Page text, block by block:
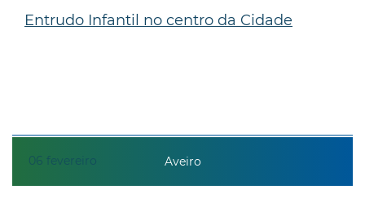
06 fevereiro
Entrudo Infantil no centro da Cidade
Aveiro